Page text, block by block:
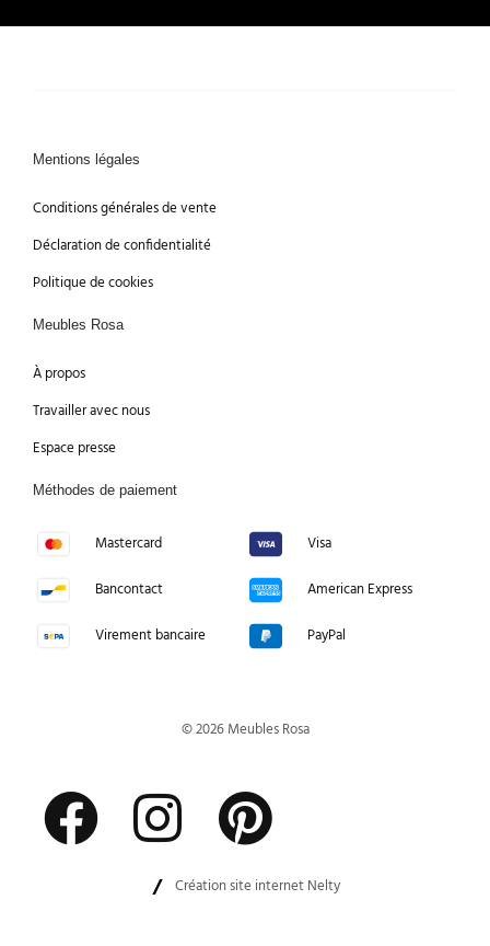
Mentions légales
Conditions générales de vente
Déclaration de confidentialité
Politique de cookies
Meubles Rosa
À propos
Travailler avec nous
Espace presse
Méthodes de paiement
Mastercard
Bancontact
Virement bancaire
Visa
American Express
PayPal
© 2026 Meubles Rosa
Création site internet Nelty